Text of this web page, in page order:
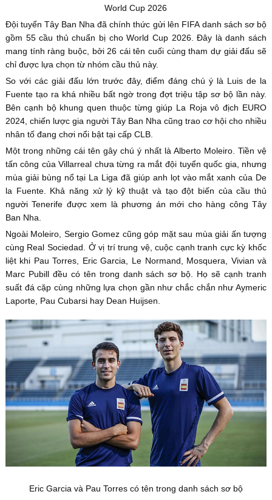
World Cup 2026
Đội tuyển Tây Ban Nha đã chính thức gửi lên FIFA danh sách sơ bộ
gồm 55 cầu thủ chuẩn bị cho World Cup 2026. Đây là danh sách
mang tính ràng buộc, bởi 26 cái tên cuối cùng tham dự giải đấu sẽ
chỉ được lựa chọn từ nhóm cầu thủ này.
So với các giải đấu lớn trước đây, điểm đáng chú ý là Luis de la
Fuente tạo ra khá nhiều bất ngờ trong đợt triệu tập sơ bộ lần này.
Bên cạnh bộ khung quen thuộc từng giúp La Roja vô địch EURO
2024, chiến lược gia người Tây Ban Nha cũng trao cơ hội cho nhiều
nhân tố đang chơi nổi bật tại cấp CLB.
Một trong những cái tên gây chú ý nhất là Alberto Moleiro. Tiền vệ
tấn công của Villarreal chưa từng ra mắt đội tuyển quốc gia, nhưng
mùa giải bùng nổ tại La Liga đã giúp anh lọt vào mắt xanh của De
la Fuente. Khả năng xử lý kỹ thuật và tạo đột biến của cầu thủ
người Tenerife được xem là phương án mới cho hàng công Tây
Ban Nha.
Ngoài Moleiro, Sergio Gomez cũng góp mặt sau mùa giải ấn tượng
cùng Real Sociedad. Ở vị trí trung vệ, cuộc cạnh tranh cực kỳ khốc
liệt khi Pau Torres, Eric Garcia, Le Normand, Mosquera, Vivian và
Marc Pubill đều có tên trong danh sách sơ bộ. Họ sẽ cạnh tranh
suất đá cặp cùng những lựa chọn gần như chắc chắn như Aymeric
Laporte, Pau Cubarsi hay Dean Huijsen.
Eric Garcia và Pau Torres có tên trong danh sách sơ bộ